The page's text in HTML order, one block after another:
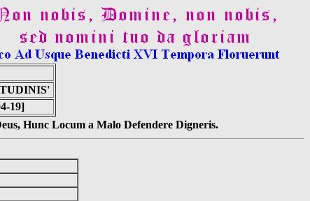
19]
Hunc Locum a Malo Defendere Digneris.